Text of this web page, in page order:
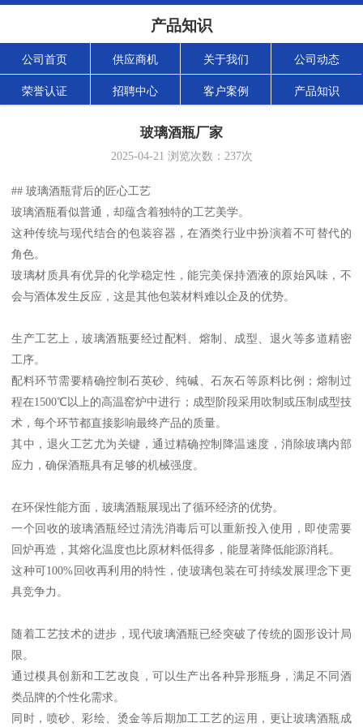
产品知识
公司首页 供应商机 关于我们 公司动态
荣誉认证 招聘中心 客户案例 产品知识
玻璃酒瓶厂家
2025-04-21 浏览次数： 237次
## 玻璃酒瓶背后的匠心工艺
玻璃酒瓶看似普通，却蕴含着独特的工艺美学。
这种传统与现代结合的包装容器，在酒类行业中扮演着不可替代的
角色。
玻璃材质具有优异的化学稳定性，能完美保持酒液的原始风味，不
会与酒体发生反应，这是其他包装材料难以企及的优势。
生产工艺上，玻璃酒瓶要经过配料、熔制、成型、退火等多道精密
工序。
配料环节需要精确控制石英砂、纯碱、石灰石等原料比例；熔制过
程在1500℃以上的高温窑炉中进行；成型阶段采用吹制或压制成型技
术，每个环节都直接影响最终产品的质量。
其中，退火工艺尤为关键，通过精确控制降温速度，消除玻璃内部
应力，确保酒瓶具有足够的机械强度。
在环保性能方面，玻璃酒瓶展现出了循环经济的优势。
一个回收的玻璃酒瓶经过清洗消毒后可以重新投入使用，即使需要
回炉再造，其熔化温度也比原材料低得多，能显著降低能源消耗。
这种可100%回收再利用的特性，使玻璃包装在可持续发展理念下更
具竞争力。
随着工艺技术的进步，现代玻璃酒瓶已经突破了传统的圆形设计局
限。
通过模具创新和工艺改良，可以生产出各种异形瓶身，满足不同酒
类品牌的个性化需求。
同时，喷砂、彩绘、烫金等后期加工工艺的运用，更让玻璃酒瓶成